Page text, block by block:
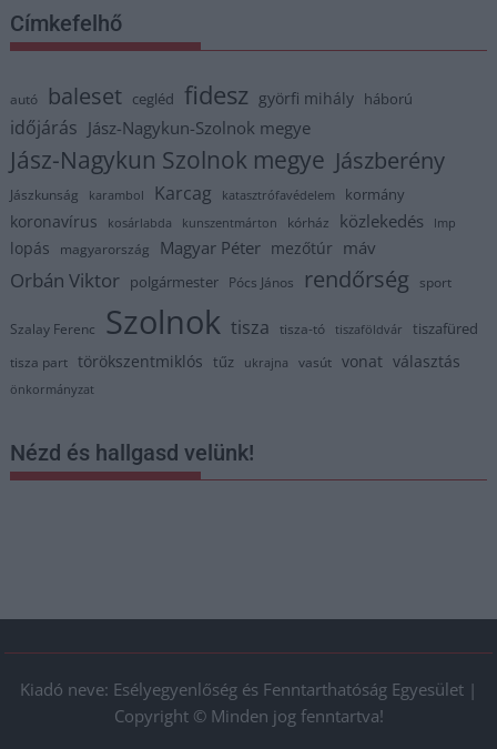
Címkefelhő
autó baleset cegléd fidesz györfi mihály háború
időjárás Jász-Nagykun-Szolnok megye
Jász-Nagykun Szolnok megye Jászberény
Jászkunság karambol Karcag katasztrófavédelem kormány
koronavírus kosárlabda kunszentmárton kórház közlekedés lmp
lopás magyarország Magyar Péter mezőtúr máv
Orbán Viktor polgármester Pócs János rendőrség sport
Szalay Ferenc Szolnok tisza tisza-tó tiszaföldvár tiszafüred
tisza part törökszentmiklós tűz ukrajna vasút vonat választás
önkormányzat
Nézd és hallgasd velünk!
Kiadó neve: Esélyegyenlőség és Fenntarthatóság Egyesület |
Copyright © Minden jog fenntartva!